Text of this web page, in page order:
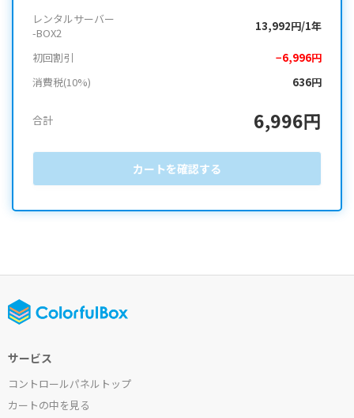
レンタルサーバー
-BOX2
13,992円/1年
初回割引
−6,996円
消費税(10%)
636円
合計 6,996円
カートを確認する
サービス
コントロールパネルトップ
カートの中を見る